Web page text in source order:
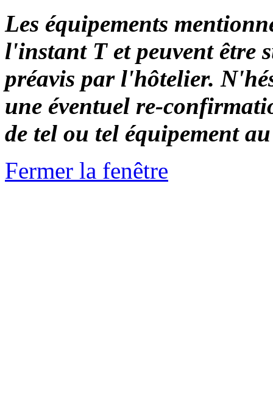
Les équipements
l'instant T et peuvent être
préavis par l'hôtelier.
une éventuel re-
de tel ou tel équipement
Fermer la fenêtre